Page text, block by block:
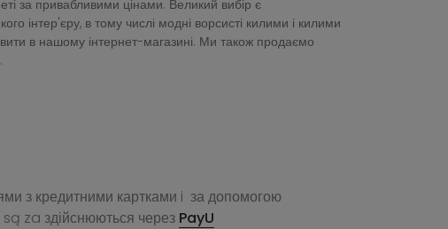
за привабливими цінами. Великий вибір є
інтер'єру, в тому числі модні ворсисті килими і килими
в нашому інтернет-магазині. Ми також продаємо
з кредитними картками i за допомогою
są za здійснюються через PayU